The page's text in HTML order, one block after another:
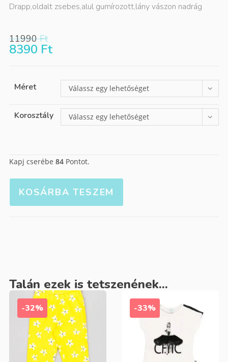
Drapp,oldalt zsebes,alul gumírozott,lány vászon nadrág
11990Ft
8390 Ft
Méret Válassz egy lehetőséget
Korosztály Válassz egy lehetőséget
Kapj cserébe 84Pontot.
KOSÁRBA TESZEM
Talán ezek is tetszenének...
-32% -33%